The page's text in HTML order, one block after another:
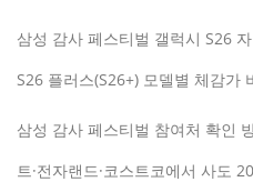
삼성 감사 페스티벌 갤럭시 S26
S26 플러스(S26+) 모델별 체감가
삼성 감사 페스티벌 참여처 확인
트·전자랜드·코스트코에서 사도